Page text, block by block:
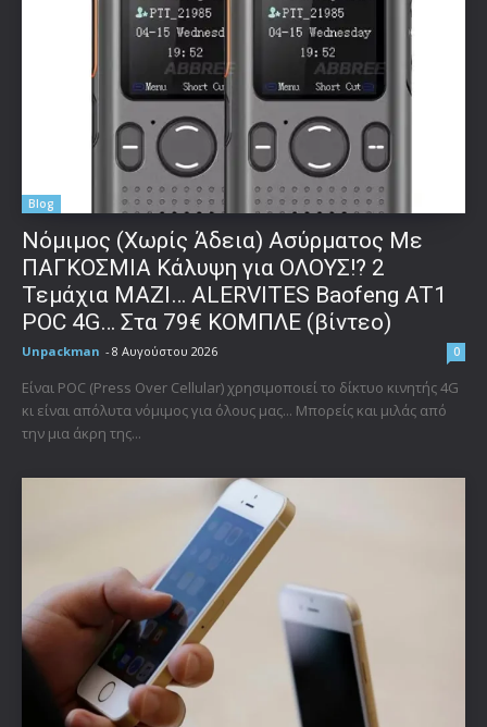
Blog
Νόμιμος (Χωρίς Άδεια) Ασύρματος Με
ΠΑΓΚΟΣΜΙΑ Κάλυψη για ΟΛΟΥΣ!? 2
Τεμάχια ΜΑΖΙ… ALERVITES Baofeng AT1
POC 4G… Στα 79€ ΚΟΜΠΛΕ (βίντεο)
Unpackman - 8 Αυγούστου 2026 0
Είναι POC (Press Over Cellular) χρησιμοποιεί το δίκτυο κινητής 4G
κι είναι απόλυτα νόμιμος για όλους μας... Μπορείς και μιλάς από
την μια άκρη της...